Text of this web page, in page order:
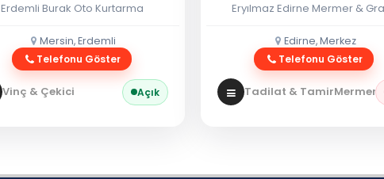
Erdemli Burak Oto Kurtarma
Mersin, Erdemli
Telefonu Göster
Vinç & Çekici Açık
Eryılmaz Edirne Mermer &
Edirne, Merkez
Telefonu Göster
Tadilat & TamirMermer